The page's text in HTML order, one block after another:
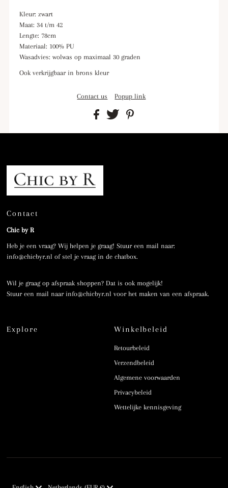
Kleur: zwart
Maat: 34 t/m 42
Lengte: 78cm
Materiaal: 100% PU
Wasadvies: wolwas op maximaal 30 graden
Ook verkrijgbaar in brons kleur
Contact us Popup link
Contact
Chic by R
Heb je een vraag? Wij helpen je graag! Stuur een mail naar:
info@chicbyr.nl of stel je vraag in de chatbox.
Wil je graag op afspraak shoppen? Dat is ook mogelijk!
Stuur een mail naar info@chicbyr.nl voor het maken van een afspraak.
Explore Winkelbeleid
Retourbeleid
Verzendbeleid
Algemene voorwaarden
Privacybeleid
Wettelijke kennisgeving